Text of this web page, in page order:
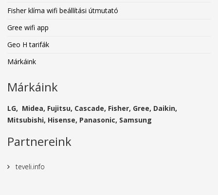
Fisher klíma wifi beállítási útmutató
Gree wifi app
Geo H tarifák
Márkáink
Márkáink
LG, Midea, Fujitsu, Cascade, Fisher, Gree, Daikin,
Mitsubishi, Hisense, Panasonic, Samsung
Partnereink
teveli.info